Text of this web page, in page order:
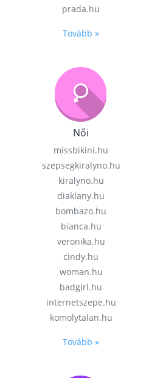
prada.hu
Tovább »
Női
missbikini.hu
szepsegkiralyno.hu
kiralyno.hu
diaklany.hu
bombazo.hu
bianca.hu
veronika.hu
cindy.hu
woman.hu
badgirl.hu
internetszepe.hu
komolytalan.hu
Tovább »